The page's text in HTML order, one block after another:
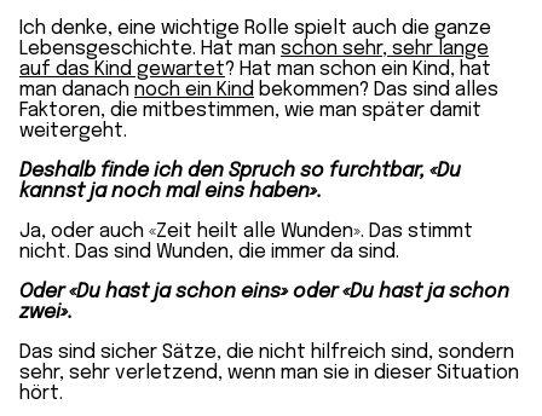
Ich denke, eine wichtige Rolle spielt auch die ganze
Lebensgeschichte. Hat man schon sehr, sehr lange
auf das Kind gewartet? Hat man schon ein Kind, hat
man danach noch ein Kind bekommen? Das sind alles
Faktoren, die mitbestimmen, wie man später damit
weitergeht.
Deshalb finde ich den Spruch so furchtbar, «Du
kannst ja noch mal eins haben».
Ja, oder auch «Zeit heilt alle Wunden». Das stimmt
nicht. Das sind Wunden, die immer da sind.
Oder «Du hast ja schon eins» oder «Du hast ja schon
zwei».
Das sind sicher Sätze, die nicht hilfreich sind, sondern
sehr, sehr verletzend, wenn man sie in dieser Situation
hört.